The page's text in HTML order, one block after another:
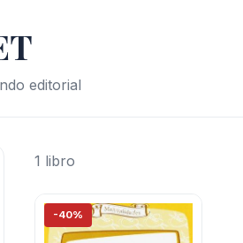
editorial
1 libro
-40%